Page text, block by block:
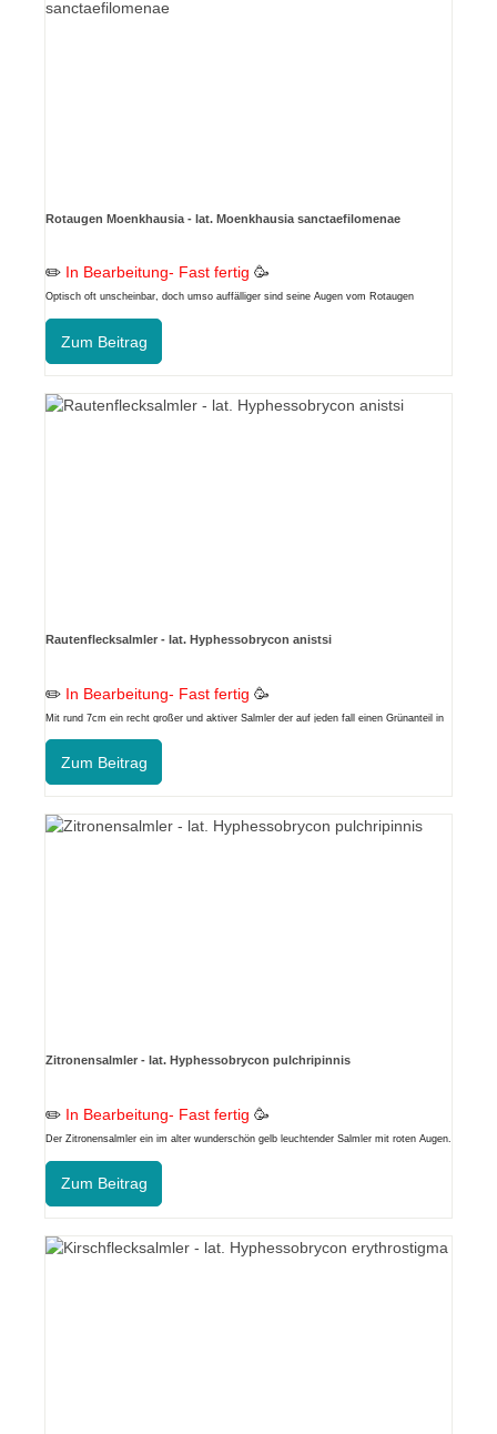
Rotaugen Moenkhausia - lat. Moenkhausia sanctaefilomenae
✏️ In Bearbeitung- Fast fertig 🥳
Optisch oft unscheinbar, doch umso auffälliger sind seine Augen vom Rotaugen
Zum Beitrag
Rautenflecksalmler - lat. Hyphessobrycon anistsi
✏️ In Bearbeitung- Fast fertig 🥳
Mit rund 7cm ein recht großer und aktiver Salmler der auf jeden fall einen Grünanteil in
Zum Beitrag
Zitronensalmler - lat. Hyphessobrycon pulchripinnis
✏️ In Bearbeitung- Fast fertig 🥳
Der Zitronensalmler ein im alter wunderschön gelb leuchtender Salmler mit roten Augen.
Zum Beitrag